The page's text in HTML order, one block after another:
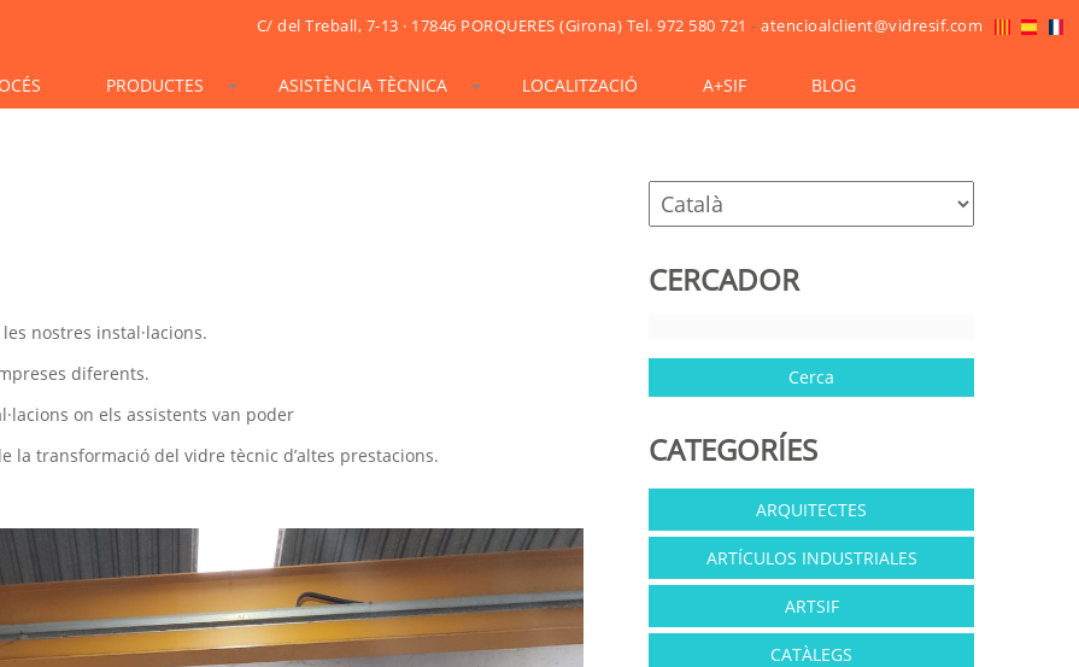
C/ del Treball, 7-13 · 17846 PORQUERES (Girona) Tel. 972 580 721 -atencioalclient@vidresif.com
PRODUCTES ASISTÈNCIA TÈCNICA LOCALITZACIÓ A+SIF BLOG
nostres instal·lacions.
diferents.
on els assistents van poder
la transformació del vidre tècnic d’altes prestacions.
CERCADOR
CATEGORÍES
ARQUITECTES
ARTÍCULOS INDUSTRIALES
ARTSIF
CATÀLEGS